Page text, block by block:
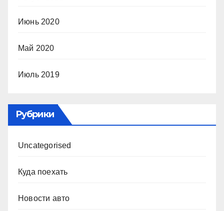
Июнь 2020
Май 2020
Июль 2019
Рубрики
Uncategorised
Куда поехать
Новости авто